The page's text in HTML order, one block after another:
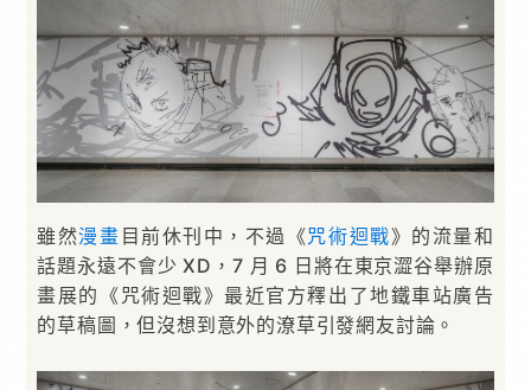
雖然漫畫 目前休刊中，不過《咒術迴戰》的流量和
話題永遠不會少 XD，7 月 6 日將在東京澀谷舉辦原
畫展的《咒術迴戰》最近官方釋出了地鐵車站廣告
的草稿圖，但沒想到意外的潦草引發網友討論。